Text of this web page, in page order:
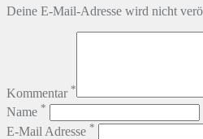
Deine E-Mail-Adresse wird nicht
Kommentar *
Name *
E-Mail Adresse *